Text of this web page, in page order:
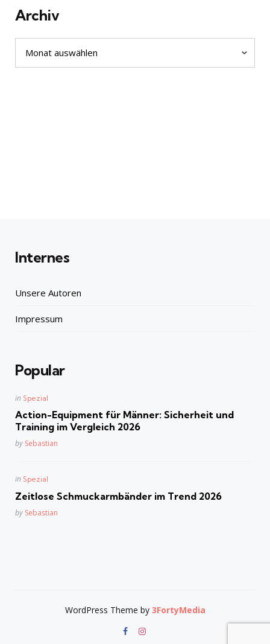
Archiv
Internes
Unsere Autoren
Impressum
Popular
Posted
in
in Spezial
Action-Equipment für Männer: Sicherheit und
Training im Vergleich 2026
Posted
by Sebastian
Posted
in Spezial
Zeitlose Schmuckarmbänder im Trend 2026
Posted
by Sebastian
WordPress Theme by 3FortyMedia